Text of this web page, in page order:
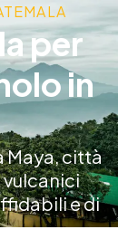
per
in
Maya, città
e di